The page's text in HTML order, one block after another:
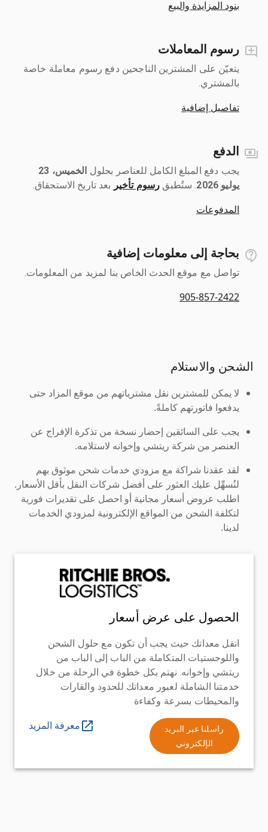
بنود المزايدة والبيع
رسوم المعاملات
يتعيّن على المشترين الناجحين دفع رسوم معاملة خاصة
بالمشتري.
تفاصيل إضافية
الدفع
يجب دفع المبلغ الكامل للعناصر بحلول ‎
الخميس، 23
يوليو 2026
رسوم تأخير بعد تاريخ الاستحقاق.
المدفوعات
بحاجة إلى معلومات إضافية
تواصل مع موقع الحدث الخاص بنا لمزيد من المعلومات.
905-857-2422
الشحن والاستلام
لا يمكن للمشترين نقل مشترياتهم من موقع المزاد حتى
يدفعوا فاتورتهم كاملةً.
يجب على السائقين إحضار نسخة من تذكرة الإفراج عن
العنصر من شركة ريتشي وإخوانه لاستلامه.
لقد عقدنا شراكة مع مزودي خدمات شحن موثوق بهم
لنُسهِّل عليك العثور على أفضل شركات النقل بأقل الأسعار.
اطلب عروض أسعار مجانية أو احصل على تقديرات فورية
لتكلفة الشحن من المواقع الإلكترونية لمزودي الخدمات
لدينا.
الحصول على عرض أسعار
انقل معداتك حيث يجب أن تكون مع حلول الشحن
واللوجستيات المتكاملة من الباب إلى الباب من
ريتشي وإخوانه. نهتم بكل خطوة في الرحلة من خلال
خدمتنا الشاملة لعبور معداتك للحدود والقارات
والمحيطات بسرعة وكفاءة
راسلنا عبر البريد
الإلكتروني
معرفة المزيد